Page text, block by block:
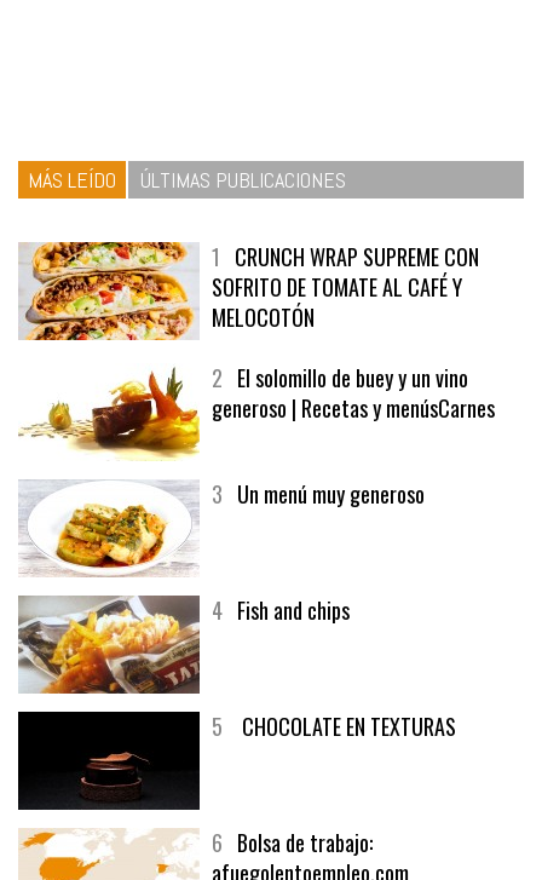
MÁS LEÍDO ÚLTIMAS PUBLICACIONES
1 CRUNCH WRAP SUPREME CON
SOFRITO DE TOMATE AL CAFÉ Y
MELOCOTÓN
2 El solomillo de buey y un vino
generoso | Recetas y menúsCarnes
3 Un menú muy generoso
4 Fish and chips
5 CHOCOLATE EN TEXTURAS
6 Bolsa de trabajo:
afuegolentoempleo.com